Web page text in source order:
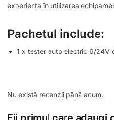
experiența în utilizarea
Pachetul include:
1 x tester auto electric 6/24V
Nu există recenzii până acum.
Fii primul care adaugi